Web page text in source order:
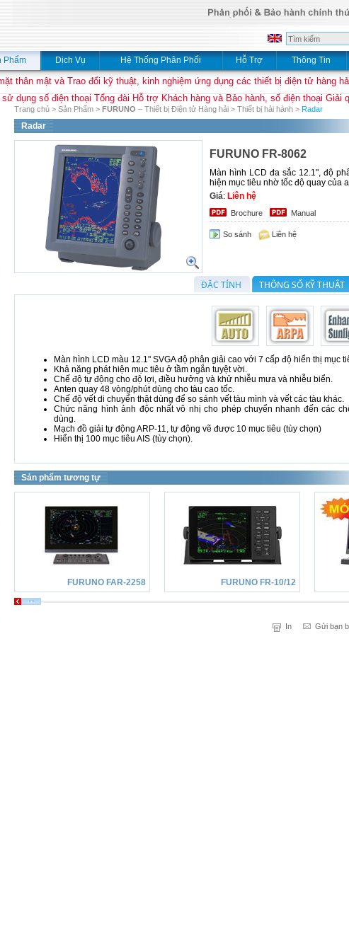
Phẩm Dịch Vụ Hệ Thống Phân Phối Hỗ Trợ Thông Tin
thân mật và Trao đổi kỹ thuật, kinh nghiệm ứng dụng các thiết bị điện tử hàng
sử dụng số điện thoại Tổng đài Hỗ trợ Khách hàng và Bảo hành, số điện thoại Giải
Trang chủ > Sản Phẩm > FURUNO – Thiết bị Điện tử Hàng hải > Thiết bị hải hành > Radar
Radar
FURUNO FR-8062
Màn hình LCD đa sắc 12.1", độ
hiện mục tiêu nhờ tốc độ quay của
Giá: Liên hệ
Brochure Manual
So sánh Liên hệ
ĐẶC TÍNH THÔNG SỐ KỸ THUẬT
Màn hình LCD màu 12.1" SVGA độ phân giải cao với 7 cấp độ hiển thị mục
Khả năng phát hiện mục tiêu ở tầm ngắn tuyệt vời.
Chế độ tự động cho độ lợi, điều hưởng và khử nhiễu mưa và nhiễu biển.
Anten quay 48 vòng/phút dùng cho tàu cao tốc.
Chế độ vết di chuyển thật dùng để so sánh vết tàu mình và vết các tàu khác.
Chức năng hình ảnh độc nhất vô nhị cho phép chuyển nhanh đến các
dùng.
Mạch đồ giải tự động ARP-11, tự động vẽ được 10 mục tiêu (tùy chọn)
Hiển thị 100 mục tiêu AIS (tùy chọn).
Sản phẩm tương tự
FURUNO FAR-2258 FURUNO FR-10/12
In Gửi bạn